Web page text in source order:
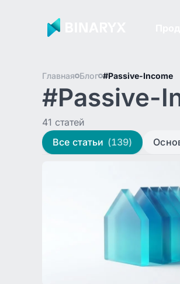
Главная Блог #Passive-Income
#Passive-
41 статей
Все статьи (139)